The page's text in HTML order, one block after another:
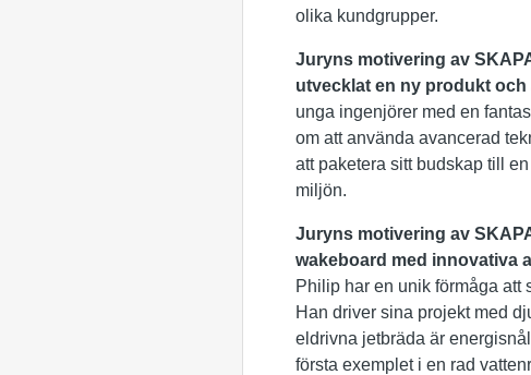
olika kundgrupper.
Juryns motivering av
utvecklat en ny produkt
unga ingenjörer med en
om att använda avancerad
att paketera sitt budskap till
miljön.
Juryns motivering av
wakeboard med innovativa
Philip har en unik förmåga att
Han driver sina projekt med
eldrivna jetbräda är
första exemplet i en rad